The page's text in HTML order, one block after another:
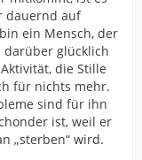
dauernd auf
ein Mensch, der
darüber glücklich
die Stille
für nichts mehr.
sind für ihn
ist, weil er
„sterben“ wird.